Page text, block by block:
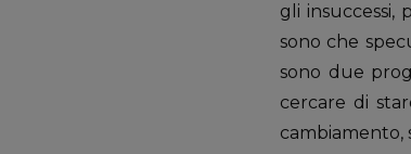
gli
sono che
sono due
cercare di
cambiamento,